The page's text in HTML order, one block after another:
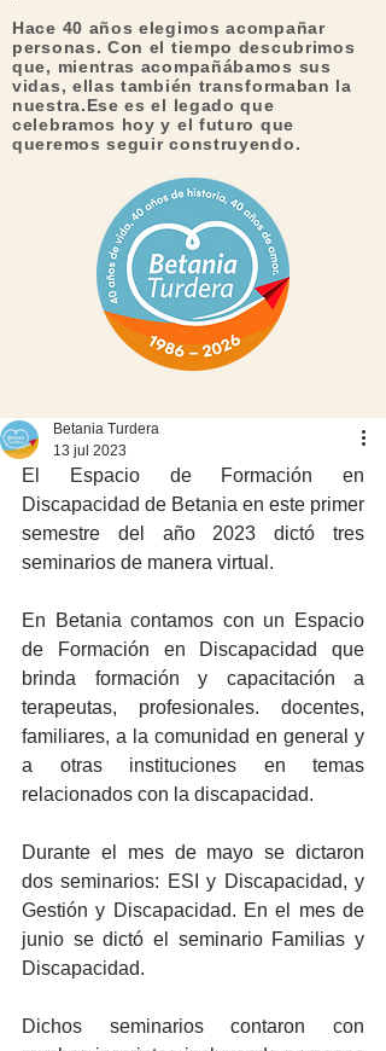
Hace 40 años elegimos acompañar
personas. Con el tiempo descubrimos
que, mientras acompañábamos sus
vidas, ellas también transformaban la
nuestra.Ese es el legado que
celebramos hoy y el futuro que
queremos seguir construyendo.
Betania Turdera
13 jul 2023
El Espacio de Formación en
Discapacidad de Betania en este primer
semestre del año 2023 dictó tres
seminarios de manera virtual.
En Betania contamos con un Espacio
de Formación en Discapacidad que
brinda formación y capacitación a
terapeutas, profesionales. docentes,
familiares, a la comunidad en general y
a otras instituciones en temas
relacionados con la discapacidad.
Durante el mes de mayo se dictaron
dos seminarios: ESI y Discapacidad, y
Gestión y Discapacidad. En el mes de
junio se dictó el seminario Familias y
Discapacidad.
Dichos seminarios contaron con